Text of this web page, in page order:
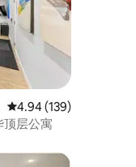
平均评分 4.94 分（满
4.94 (139)
层公寓